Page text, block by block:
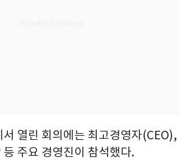
열린 회의에는 최고경영자(CEO),
주요 경영진이 참석했다.